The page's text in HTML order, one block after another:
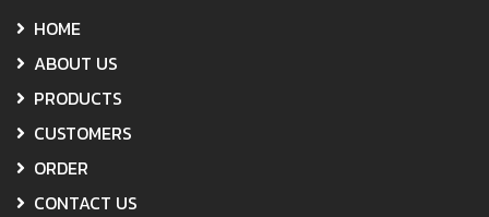
HOME
ABOUT US
PRODUCTS
CUSTOMERS
ORDER
CONTACT US